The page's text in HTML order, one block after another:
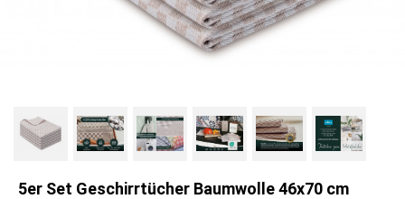
5er Set Geschirrtücher Baumwolle 46x70 cm